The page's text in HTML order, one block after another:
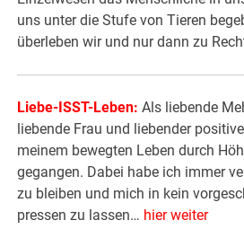
uns unter die Stufe von Tieren
überleben wir und nur dann zu
Liebe-ISST-Leben: Als liebende
liebende Frau und liebender
meinem bewegten Leben durch
gegangen. Dabei habe ich immer
zu bleiben und mich in kein
pressen zu lassen… hier weiter